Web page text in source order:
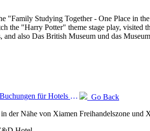
"Family Studying Together - One Place in
the "Harry Potter" theme stage play,
and also Das British Museum und das
Prev:Meituan Travel: Buchungen für Hotels mit hohen Sternen in Landkreisen während des Drachenbootfestes sind heiß, wobei Familien mit Kindern die Hauptkraft sind
Go Back
der Nähe von Xiamen Freihandelszone und